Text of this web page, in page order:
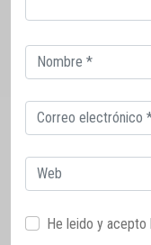
Correo
electrónico
Correo
electrónico
Web
He leido y acepto